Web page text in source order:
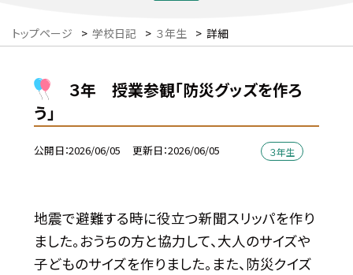
トップページ > 学校日記 > ３年生 > 詳細
３年 授業参観「防災グッズを作ろ
う」
公開日 2026/06/05 更新日 2026/06/05 ３年生
地震で避難する時に役立つ新聞スリッパを作り
ました。おうちの方と協力して、大人のサイズや
子どものサイズを作りました。また、防災クイズ